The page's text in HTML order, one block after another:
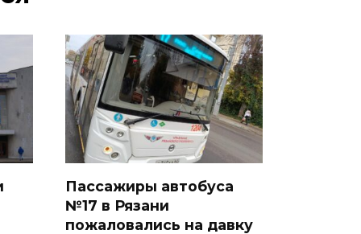
Пассажиры автобуса
№17 в Рязани
пожаловались на давку